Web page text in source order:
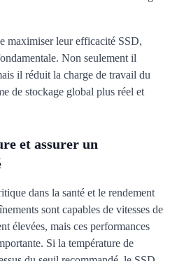
maximiser leur efficacité SSD,
Non seulement il
il réduit la charge de travail du
de stockage global plus réel et
et assurer un
dans la santé et le rendement
sont capables de vitesses de
élevées, mais ces performances
Si la température de